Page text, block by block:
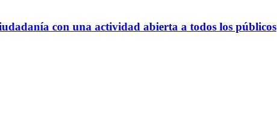
con una actividad abierta a todos los públicos